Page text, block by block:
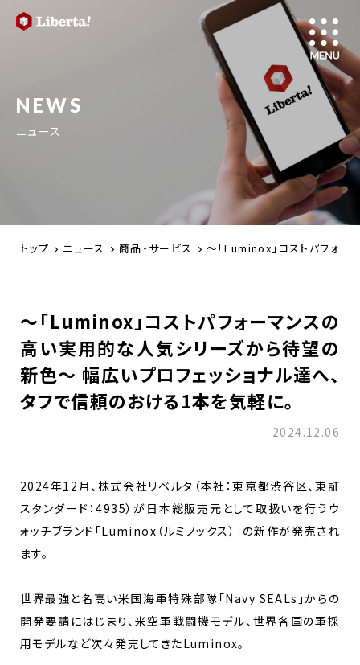
NEWS
ニュース
トップ ニュース 商品・サービス ～「Luminox」コストパフォ
～「Luminox」コストパフォーマンスの
高い実用的な人気シリーズから待望の
新色～ 幅広いプロフェッショナル達へ、
タフで信頼のおける1本を気軽に。
2024.12.06
2024年12月、株式会社リベルタ（本社：東京都渋谷区、東証
スタンダード：4935）が日本総販売元として取扱いを行うウ
ォッチブランド「Luminox（ルミノックス）」の新作が発売され
ます。
世界最強と名高い米国海軍特殊部隊「Navy SEALs」からの
開発要請にはじまり、米空軍戦闘機モデル、世界各国の軍採
用モデルなど次々発売してきたLuminox。